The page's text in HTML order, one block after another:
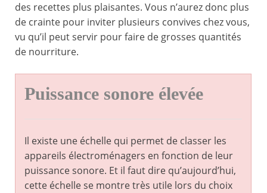
des recettes plus plaisantes. Vous n’aurez donc plus
de crainte pour inviter plusieurs convives chez vous,
vu qu’il peut servir pour faire de grosses quantités
de nourriture.
Puissance sonore élevée
Il existe une échelle qui permet de classer les
appareils électroménagers en fonction de leur
puissance sonore. Et il faut dire qu’aujourd’hui,
cette échelle se montre très utile lors du choix